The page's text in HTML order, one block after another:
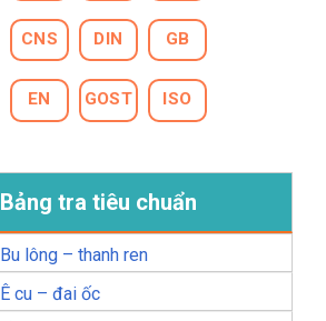
CNS DIN GB
EN GOST ISO
Bảng tra tiêu chuẩn
Bu lông – thanh ren
Ê cu – đai ốc